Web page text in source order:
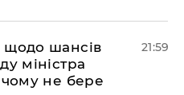
щодо шансів
міністра
не бере
21:59